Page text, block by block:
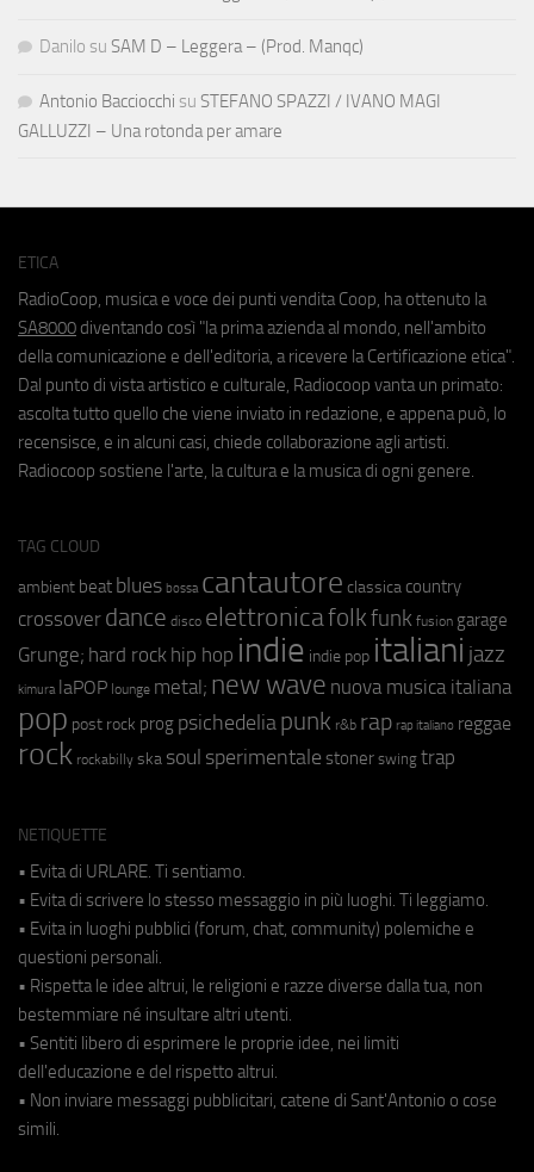
Danilo su SAM D – Leggera – (Prod. Manqc)
Antonio Bacciocchi su STEFANO SPAZZI / IVANO MAGI
GALLUZZI – Una rotonda per amare
ETICA
RadioCoop, musica e voce dei punti vendita Coop, ha ottenuto la
SA8000 diventando così "la prima azienda al mondo, nell'ambito
della comunicazione e dell'editoria, a ricevere la Certificazione etica".
Dal punto di vista artistico e culturale, Radiocoop vanta un primato:
ascolta tutto quello che viene inviato in redazione, e appena può, lo
recensisce, e in alcuni casi, chiede collaborazione agli artisti.
Radiocoop sostiene l'arte, la cultura e la musica di ogni genere.
TAG CLOUD
ambient beat blues bossa cantautore classica country
crossover dance disco elettronicafolkfunk fusion garage
Grunge; hard rock hip hop indie indie pop italiani jazz
kimura laPOP lounge metal; new wave nuova musica italiana
pop post rock prog psichedeliapunk r&b rap rap italiano reggae
rock rockabilly ska soul sperimentale stoner swing trap
NETIQUETTE
• Evita di URLARE. Ti sentiamo.
• Evita di scrivere lo stesso messaggio in più luoghi. Ti leggiamo.
• Evita in luoghi pubblici (forum, chat, community) polemiche e
questioni personali.
• Rispetta le idee altrui, le religioni e razze diverse dalla tua, non
bestemmiare né insultare altri utenti.
• Sentiti libero di esprimere le proprie idee, nei limiti
dell'educazione e del rispetto altrui.
• Non inviare messaggi pubblicitari, catene di Sant'Antonio o cose
simili.